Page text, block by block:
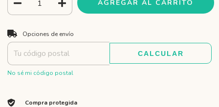
Entregas para el CP:
Opciones de envío
CALCULAR
No sé mi código postal
Compra protegida